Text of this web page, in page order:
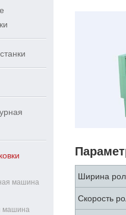
Ширина
Скорость
машина
машина